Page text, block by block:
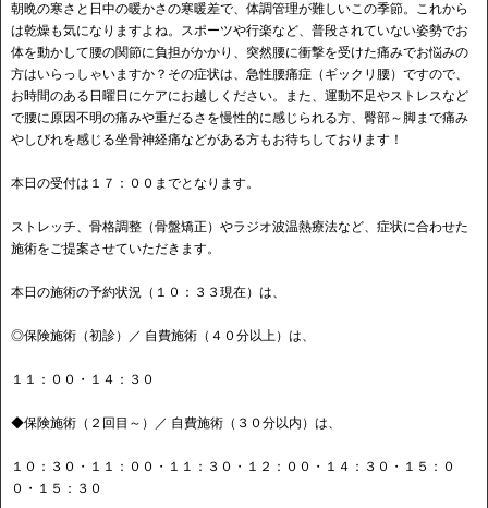
朝晩の寒さと日中の暖かさの寒暖差で、体調管理が難しいこの季節。これから
は乾燥も気になりますよね。スポーツや行楽など、普段されていない姿勢でお
体を動かして腰の関節に負担がかかり、突然腰に衝撃を受けた痛みでお悩みの
方はいらっしゃいますか？その症状は、急性腰痛症（ギックリ腰）ですので、
お時間のある日曜日にケアにお越しください。また、運動不足やストレスなど
で腰に原因不明の痛みや重だるさを慢性的に感じられる方、臀部～脚まで痛み
やしびれを感じる坐骨神経痛などがある方もお待ちしております！
本日の受付は１７：００までとなります。
ストレッチ、骨格調整（骨盤矯正）やラジオ波温熱療法など、症状に合わせた
施術をご提案させていただきます。
本日の施術の予約状況（１０：３３現在）は、
◎保険施術（初診）／ 自費施術（４０分以上）は、
１１：００・１４：３０
◆保険施術（２回目～）／ 自費施術（３０分以内）は、
１０：３０・１１：００・１１：３０・１２：００・１４：３０・１５：０
０・１５：３０